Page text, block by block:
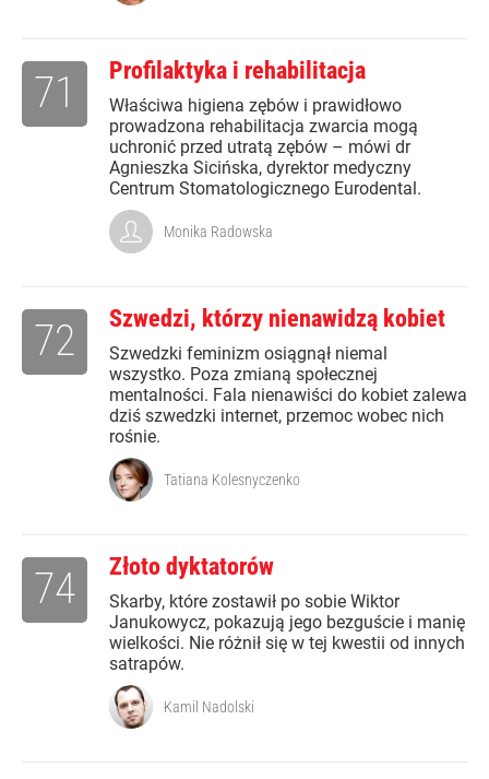
Profilaktyka i rehabilitacja
Właściwa higiena zębów i prawidłowo
prowadzona rehabilitacja zwarcia mogą
uchronić przed utratą zębów – mówi dr
Agnieszka Sicińska, dyrektor medyczny
Centrum Stomatologicznego Eurodental.
71
Monika Radowska
Szwedzi, którzy nienawidzą kobiet
Szwedzki feminizm osiągnął niemal
wszystko. Poza zmianą społecznej
mentalności. Fala nienawiści do kobiet zalewa
dziś szwedzki internet, przemoc wobec nich
rośnie.
72
Tatiana Kolesnyczenko
Złoto dyktatorów
Skarby, które zostawił po sobie Wiktor
Janukowycz, pokazują jego bezguście i manię
wielkości. Nie różnił się w tej kwestii od innych
satrapów.
74
Kamil Nadolski